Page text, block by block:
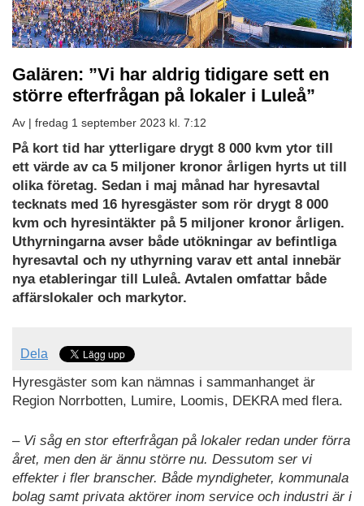
Galären: ”Vi har aldrig tidigare sett en
större efterfrågan på lokaler i Luleå”
Av | fredag 1 september 2023 kl. 7:12
På kort tid har ytterligare drygt 8 000 kvm ytor till
ett värde av ca 5 miljoner kronor årligen hyrts ut till
olika företag. Sedan i maj månad har hyresavtal
tecknats med 16 hyresgäster som rör drygt 8 000
kvm och hyresintäkter på 5 miljoner kronor årligen.
Uthyrningarna avser både utökningar av befintliga
hyresavtal och ny uthyrning varav ett antal innebär
nya etableringar till Luleå. Avtalen omfattar både
affärslokaler och markytor.
Dela
Hyresgäster som kan nämnas i sammanhanget är
Region Norrbotten, Lumire, Loomis, DEKRA med flera.
– Vi såg en stor efterfrågan på lokaler redan under förra
året, men den är ännu större nu. Dessutom ser vi
effekter i fler branscher. Både myndigheter, kommunala
bolag samt privata aktörer inom service och industri är i